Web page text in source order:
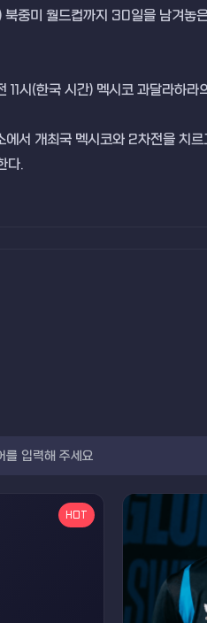
중미 월드컵까지 30일을 남겨놓
11시(한국 시간) 멕시코 과달라하
에서 개최국 멕시코와 2차전을 치
다.
HOT